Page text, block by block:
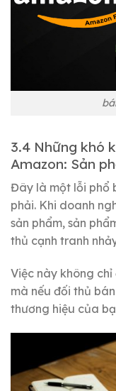
3.4 Những khó
Amazon: Sản
Đây là một lỗi phổ
phải. Khi doanh
sản phẩm, sản
thủ cạnh tranh
Việc này không
mà nếu đối thủ
thương hiệu của